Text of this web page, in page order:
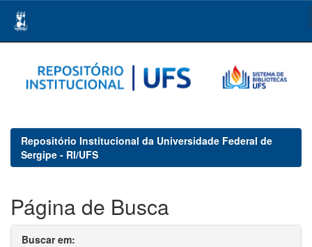
navigation
Repositório Institucional da Universidade Federal de
Sergipe - RI/UFS
Página de Busca
Buscar em: